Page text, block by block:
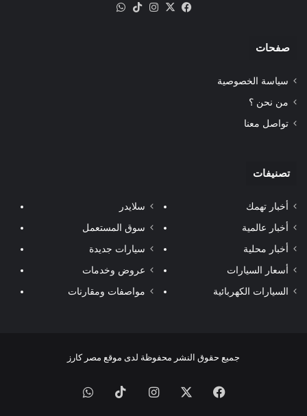
فيسبوك
‫X انستقرام‫TikTok
صفحات
سياسة الخصوصية
من نحن ؟
تواصل معنا
تصنيفات
أخبار تهمك
أخبار عالمية
أخبار محلية
أسعار السيارات
السيارات الكهربائية
سلايدر
سوق المستعمل
سيارات جديدة
عروض وخدمات
مواصفات ومقارنات
جميع حقوق النشر محفوظة لدى موقع مصر كارز
فيسبوك انستقرام‫TikTokواتساب